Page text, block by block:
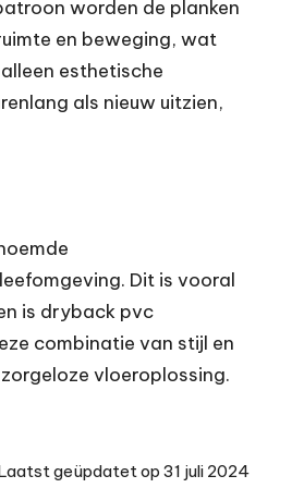
worden de planken
en beweging, wat
esthetische
als nieuw uitzien,
Dit is vooral
is dryback pvc
combinatie van stijl en
vloeroplossing.
geüpdatet op 31 juli 2024